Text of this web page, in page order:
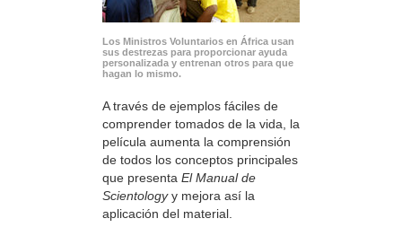
Los Ministros Voluntarios en África usan
sus destrezas para proporcionar ayuda
personalizada y entrenan otros para que
hagan lo mismo.
A través de ejemplos fáciles de
comprender tomados de la vida, la
película aumenta la comprensión
de todos los conceptos principales
que presenta El Manual de
Scientologyy mejora así la
aplicación del material.